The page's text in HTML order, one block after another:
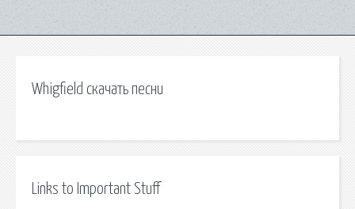
Whigfield скачать песни
Links to Important Stuff